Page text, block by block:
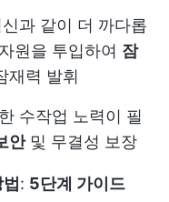
과 같이 더 까다롭
원을 투입하여 잠
재력 발휘
수작업 노력이 필
안및 무결성 보장
: 5단계 가이드